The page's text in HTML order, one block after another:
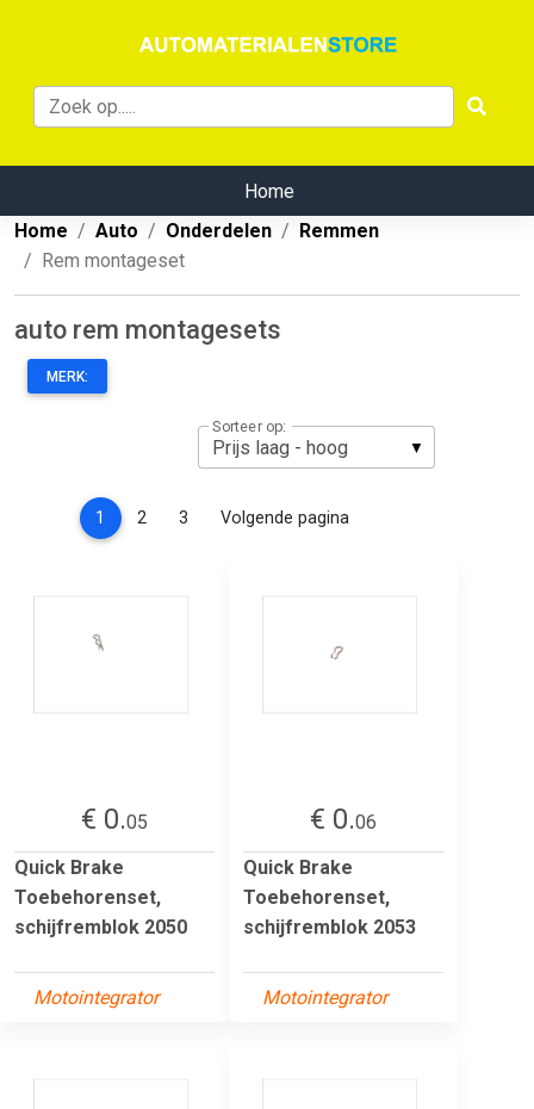
Home
Home
Auto Onderdelen
Remmen
Rem montageset
auto rem montagesets
MERK:
Sorteer op:
1 (current)
2 3 Volgende pagina
€ 0.05
Quick Brake
Toebehorenset,
schijfremblok 2050
Motointegrator
€ 0.06
Quick Brake
Toebehorenset,
schijfremblok 2053
Motointegrator